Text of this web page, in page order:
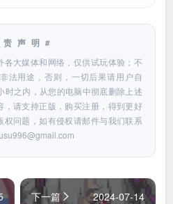
声明#
大媒体和网络，仅供试玩体验；不
法用途，否则，一切后果请用户自
时之内，从您的电脑中彻底删除上述
，请支持正版，购买注册，得到更好
权问题，如有侵权请邮件与我们联系
下一篇 2024-07-14